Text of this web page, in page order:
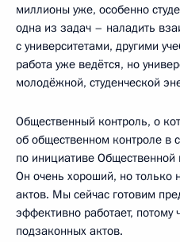
миллионы уже, особенно
одна из задач – наладить
с университетами, другими
работа уже ведётся, но
молодёжной, студенческой
Общественный контроль, о
об общественном контроле в
по инициативе
Он очень хороший, но только
актов. Мы сейчас готовим
эффективно работает,
подзаконных актов.